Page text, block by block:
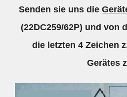
Senden sie uns die
(22DC259/62P) und von
die letzten 4 Zeichen
Gerätes